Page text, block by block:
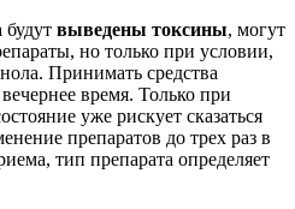
будут выведены токсины, могут
но только при условии,
Принимать средства
время. Только при
уже рискует сказаться
препаратов до трех раз в
тип препарата определяет